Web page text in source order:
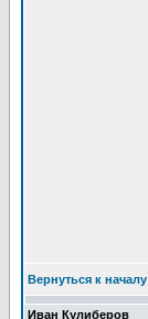
Вернуться к началу
Иван Кулиберов